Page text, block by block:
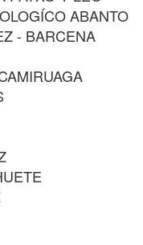
ABANTO
- BARCENA